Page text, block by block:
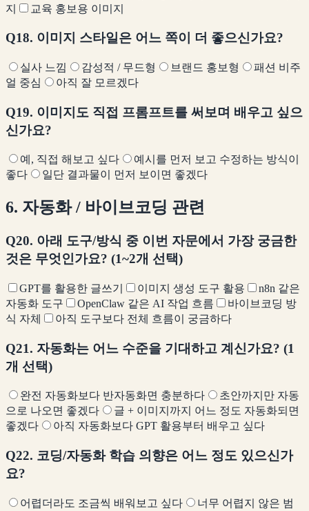
지
교육 홍보용 이미지
Q18. 이미지 스타일은 어느 쪽이 더 좋으신가요?
실사 느낌 감성적 / 무드형 브랜드 홍보형
패션 비주
얼 중심
아직 잘 모르겠다
Q19. 이미지도 직접 프롬프트를 써보며 배우고 싶으
신가요?
예, 직접 해보고 싶다
예시를 먼저 보고 수정하는 방식이
좋다
일단 결과물이 먼저 보이면 좋겠다
6. 자동화 / 바이브코딩 관련
Q20. 아래 도구/방식 중 이번 자문에서 가장 궁금한
것은 무엇인가요? (1~2개 선택)
GPT를 활용한 글쓰기 이미지 생성 도구 활용
n8n 같은
자동화 도구
OpenClaw 같은 AI 작업 흐름
바이브코딩 방
식 자체
아직 도구보다 전체 흐름이 궁금하다
Q21. 자동화는 어느 수준을 기대하고 계신가요? (1
개 선택)
완전 자동화보다 반자동화면 충분하다
초안까지만 자동
으로 나오면 좋겠다
글 + 이미지까지 어느 정도 자동화되면
좋겠다
아직 자동화보다 GPT 활용부터 배우고 싶다
Q22. 코딩/자동화 학습 의향은 어느 정도 있으신가
요?
어렵더라도 조금씩 배워보고 싶다
너무 어렵지 않은 범